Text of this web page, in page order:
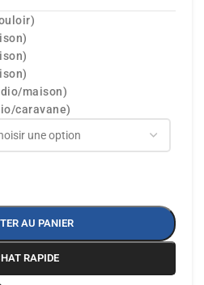
maison)
caravane)
AU PANIER
RAPIDE